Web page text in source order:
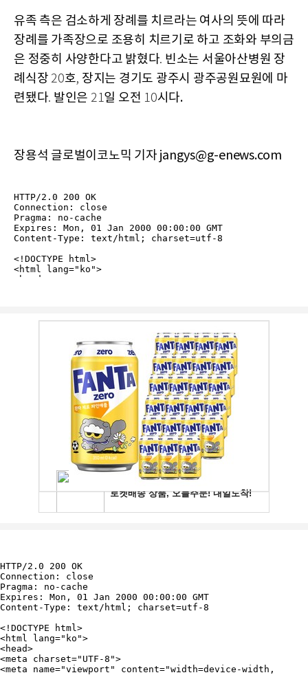
유족 측은 검소하게 장례를 치르라는 여사의 뜻에 따라
장례를 가족장으로 조용히 치르기로 하고 조화와 부의금
은 정중히 사양한다고 밝혔다. 빈소는 서울아산병원 장
례식장 20호, 장지는 경기도 광주시 광주공원묘원에 마
련됐다. 발인은 21일 오전 10시다.
장용석 글로벌이코노믹 기자 jangys@g-enews.com